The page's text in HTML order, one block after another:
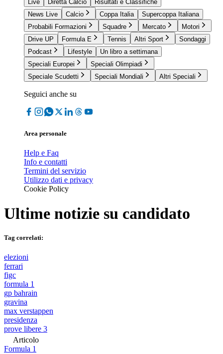
Live
Diretta Calcio
Risultati e Classifiche
News Live
Calcio Coppa Italia
Supercoppa Italiana
Probabili Formazioni
Squadre Mercato
Motori
Drive UP
Formula E Tennis Altri Sport
Sondaggi
Podcast
Lifestyle
Un libro a settimana
Speciali Europei
Speciali Olimpiadi
Speciale Scudetti
Speciali Mondiali Altri Speciali
Seguici anche su
Area personale
Help e Faq
Info e contatti
Termini del servizio
Utilizzo dati e privacy
Cookie Policy
Ultime notizie su candidato
Tag correlati:
elezioni
ferrari
figc
formula 1
gp bahrain
gravina
max verstappen
presidenza
prove libere 3
Articolo
Formula 1